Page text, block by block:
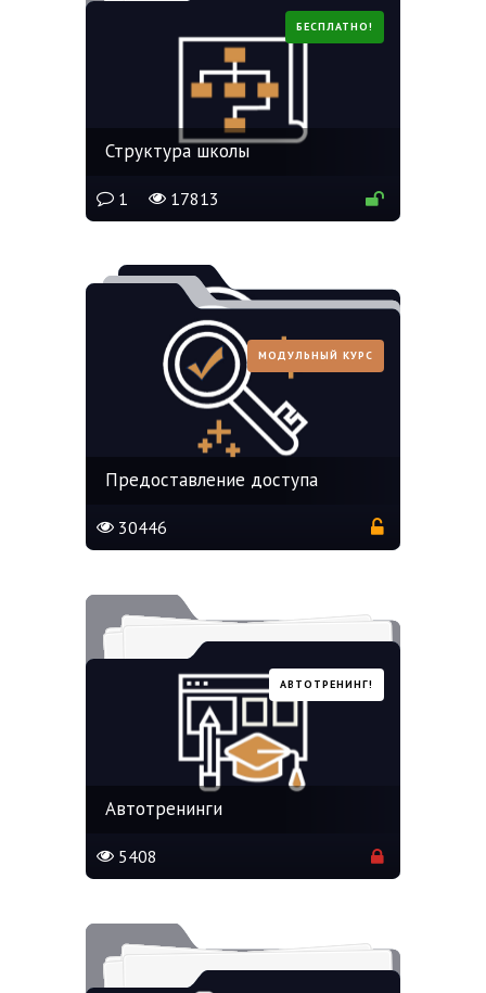
БЕСПЛАТНО!
Структура школы
1 17813
МОДУЛЬНЫЙ КУРС
Предоставление доступа
30446
АВТОТРЕНИНГ!
Автотренинги
5408